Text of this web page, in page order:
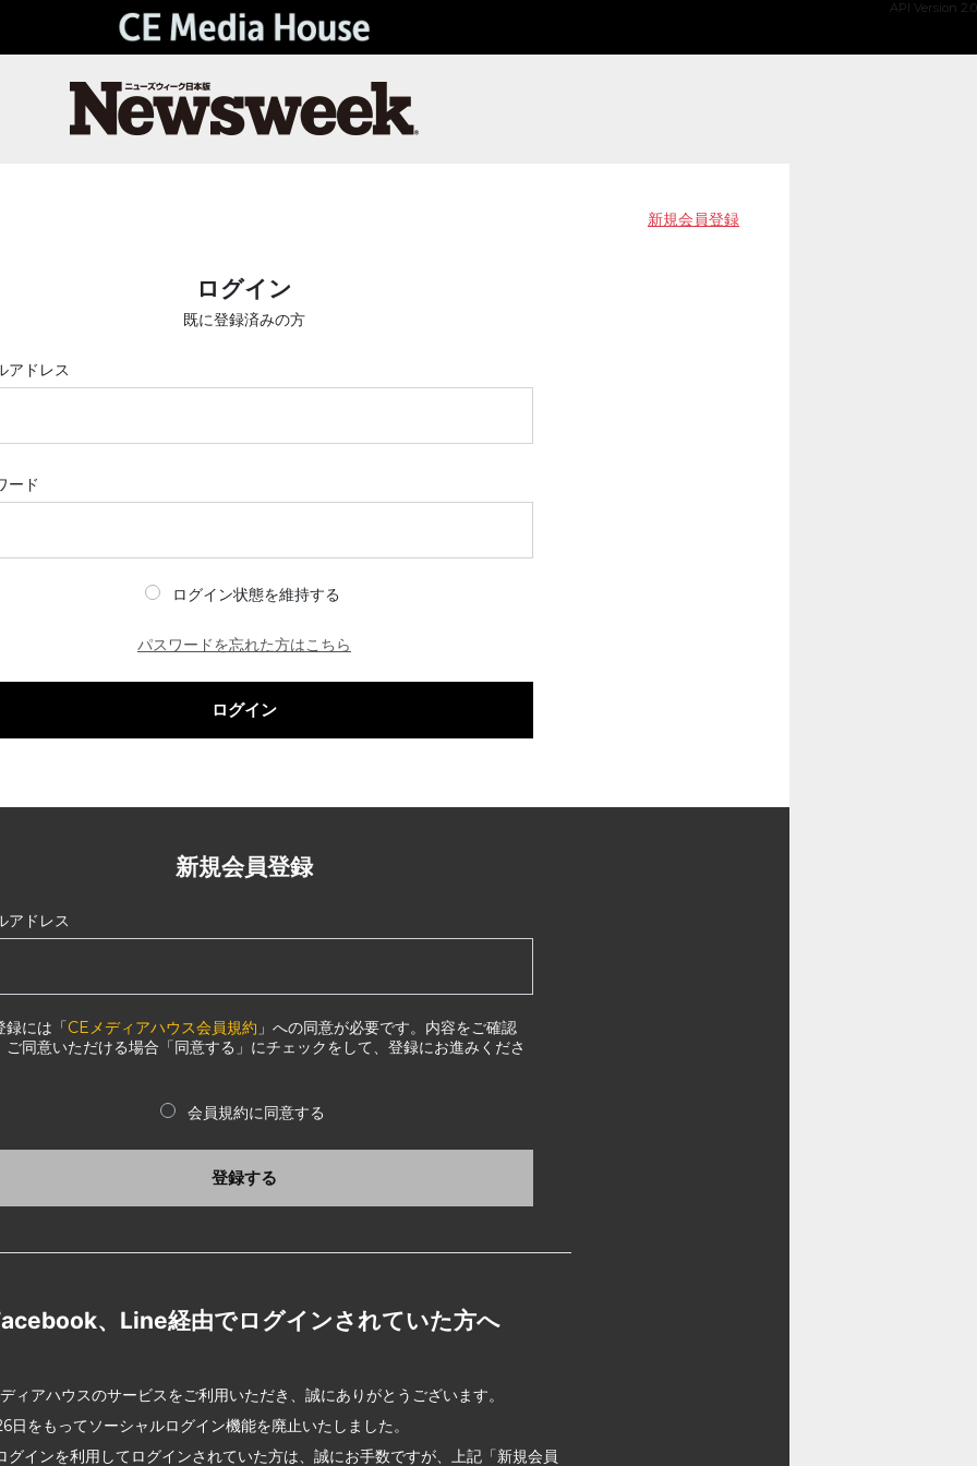
API Version 2.0
新規会員登録
ログイン
既に登録済みの方
アドレス
ード
ログイン状態を維持する
パスワードを忘れた方はこちら
ログイン
新規会員登録
アドレス
録には「CEメディアハウス会員規約 」への同意が必要です。内容をご確認
ご同意いただける場合「同意する」にチェックをして、登録にお進みくださ
会員規約に同意する
登録する
、Line経由でログインされていた方へ
ィアハウスのサービスをご利用いただき、誠にありがとうございます。
日をもってソーシャルログイン機能を廃止いたしました。
グインを利用してログインされていた方は、誠にお手数ですが、上記「新規会員